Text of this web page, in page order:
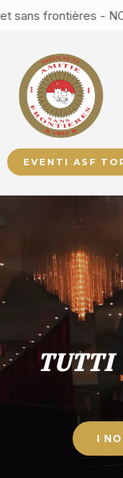
- NOV 2026
EVENTI ASF
TUTTI
I